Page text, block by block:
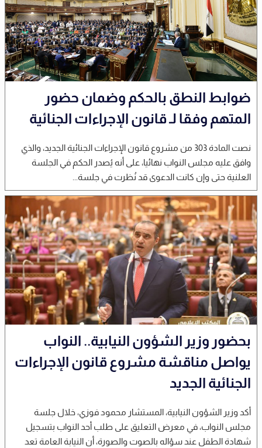
ضوابط النطق بالحكم وضمان حضور
المتهم وفقا لـ قانون الإجراءات الجنائية
نصت المادة 303 من مشروع قانون الإجراءات الجنائية الجديد، والذي
وافق عليه مجلس النواب نهائيا، على أنه يُصدر الحكم في الجلسة
العلنية حتى وإن كانت الدعوى قد نُظرت في جلسة...
بحضور وزير الشؤون النيابية.. النواب
يواصل مناقشة مشروع قانون الإجراءات
الجنائية الجديد
أكد وزير الشؤون النيابية، المستشار محمود فوزي، خلال جلسة
مجلس النواب، في معرض التعليق على طلب أحد النواب بتسجيل
شهادة الطفل عند سؤاله بالصوت والصورة، أن النيابة العامة تعد